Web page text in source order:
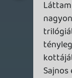
Fardavid
Szerintem
Bár volt
azt is
hiszem már
nyírni a